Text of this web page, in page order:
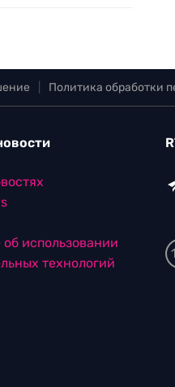
Политика обработки
использовании
технологий